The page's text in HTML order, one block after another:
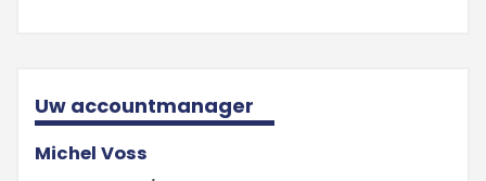
Uw accountmanager
Michel Voss